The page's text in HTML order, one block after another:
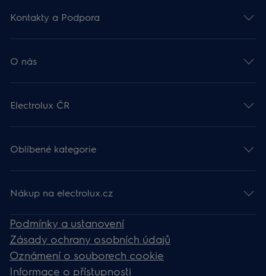
Kontakty a Podpora
O nás
Electrolux ČR
Oblíbené kategorie
Nákup na electrolux.cz
Podmínky a ustanovení
Zásady ochrany osobních údajů
Oznámení o souborech cookie
Informace o přístupnosti